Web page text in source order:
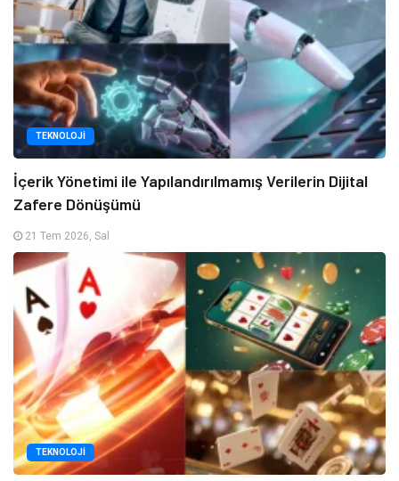
TEKNOLOJI
İçerik Yönetimi ile Yapılandırılmamış Verilerin Dijital
Zafere Dönüşümü
21 Tem 2026, Sal
TEKNOLOJI